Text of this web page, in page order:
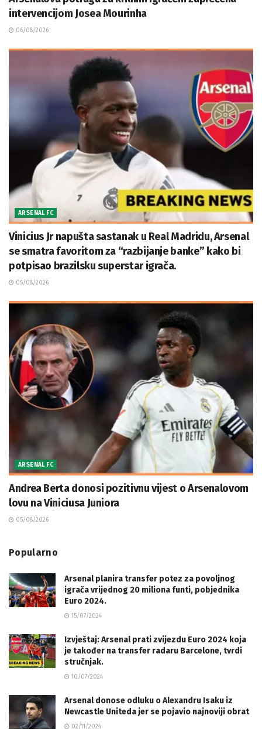
intervencijom Josea Mourinha
06/08/2026
ARSENAL FC
Vinicius Jr napušta sastanak u Real Madridu, Arsenal
se smatra favoritom za “razbijanje banke” kako bi
potpisao brazilsku superstar igrača.
05/08/2026
ARSENAL FC
Andrea Berta donosi pozitivnu vijest o Arsenalovom
lovu na Viniciusa Juniora
05/08/2026
Popularno
Arsenal planira transfer potez za povoljnog
igrača vrijednog 20 miliona funti, pobjednika
Euro 2024.
15/07/2024
Izvještaj: Arsenal prati zvijezdu Euro 2024 koja
je također na transfer radaru Barcelone, tvrdi
stručnjak.
10/07/2024
Arsenal donose odluku o Alexandru Isaku iz
Newcastle Uniteda jer se pojavio najnoviji obrat
02/11/2024